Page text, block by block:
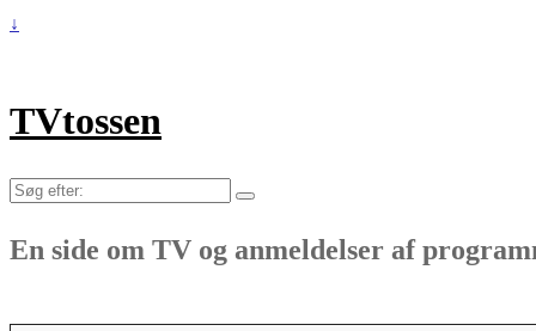
↓
TVtossen
Søg
En side om TV og anmeldelser af